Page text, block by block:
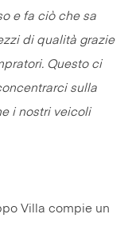
e fa ciò che sa
di qualità grazie
Questo ci
sulla
i nostri veicoli
Villa compie un